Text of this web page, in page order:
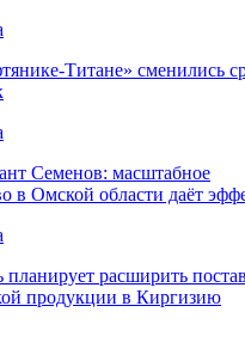
Титане» сменились
Семенов: масштабное
в Омской области даёт
планирует расширить
продукции в Киргизию